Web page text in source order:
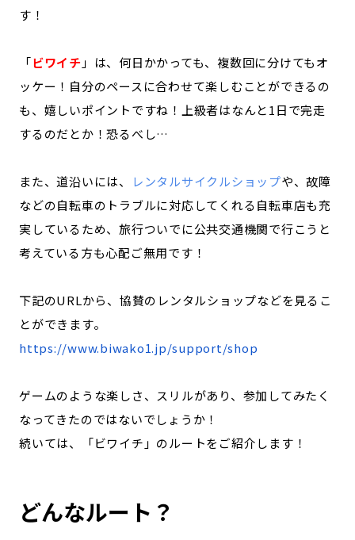
す！
「ビワイチ 」は、何日かかっても、複数回に分けてもオ
ッケー！自分のペースに合わせて楽しむことができるの
も、嬉しいポイントですね！上級者はなんと1日で完走
するのだとか！恐るべし…
また、道沿いには、 レンタルサイクルショップや、故障
などの自転車のトラブルに対応してくれる自転車店も充
実しているため、旅行ついでに公共交通機関で行こうと
考えている方も心配ご無用です！
下記のURLから、協賛のレンタルショップなどを見るこ
とができます。
https://www.biwako1.jp/support/shop
ゲームのような楽しさ、スリルがあり、参加してみたく
なってきたのではないでしょうか！
続いては、「ビワイチ」のルートをご紹介します！
どんなルート？